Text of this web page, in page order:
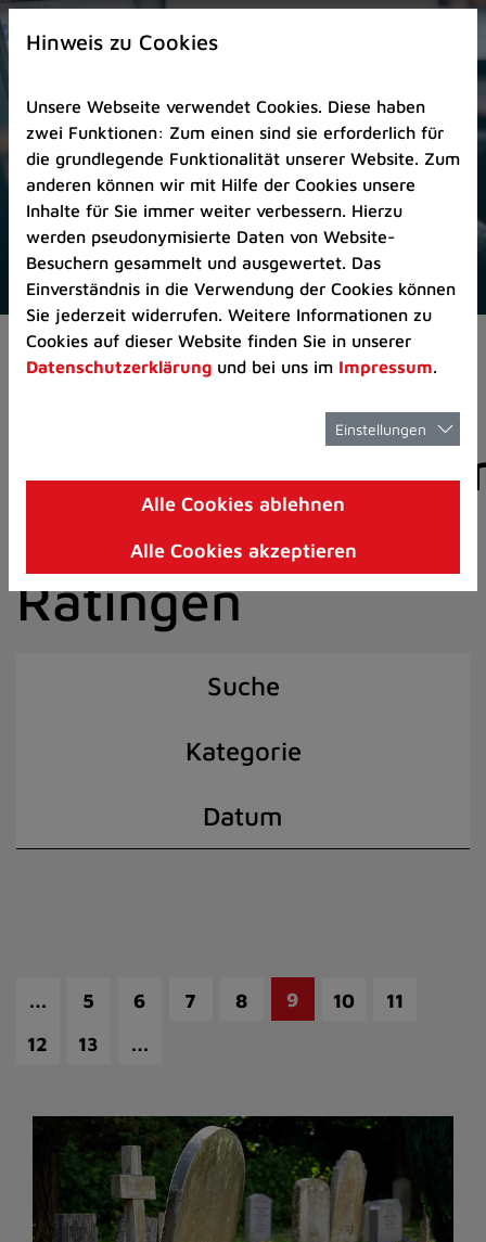
Zur
Startseite
Zum
Seitenanfang
springen
(Schnelltaste
A)
Zur
Navigation/Menü
springen
(Schnelltaste
M)
Zur
8)
I)
Aktuelles Pressemitteilungen
der Stadt
Ratingen
Suche
Kategorie
Datum
… 5 6 7 8 9 10
11
12
13 …
Hinweis zu Cookies
Unsere Webseite verwendet Cookies. Diese haben
zwei Funktionen: Zum einen sind sie erforderlich für
die grundlegende Funktionalität unserer Website. Zum
anderen können wir mit Hilfe der Cookies unsere
Inhalte für Sie immer weiter verbessern. Hierzu
werden pseudonymisierte Daten von Website-
Besuchern gesammelt und ausgewertet. Das
Einverständnis in die Verwendung der Cookies können
Sie jederzeit widerrufen. Weitere Informationen zu
Cookies auf dieser Website finden Sie in unserer
Datenschutzerklärung und bei uns im Impressum.
Einstellungen
Alle Cookies ablehnen
Alle Cookies akzeptieren